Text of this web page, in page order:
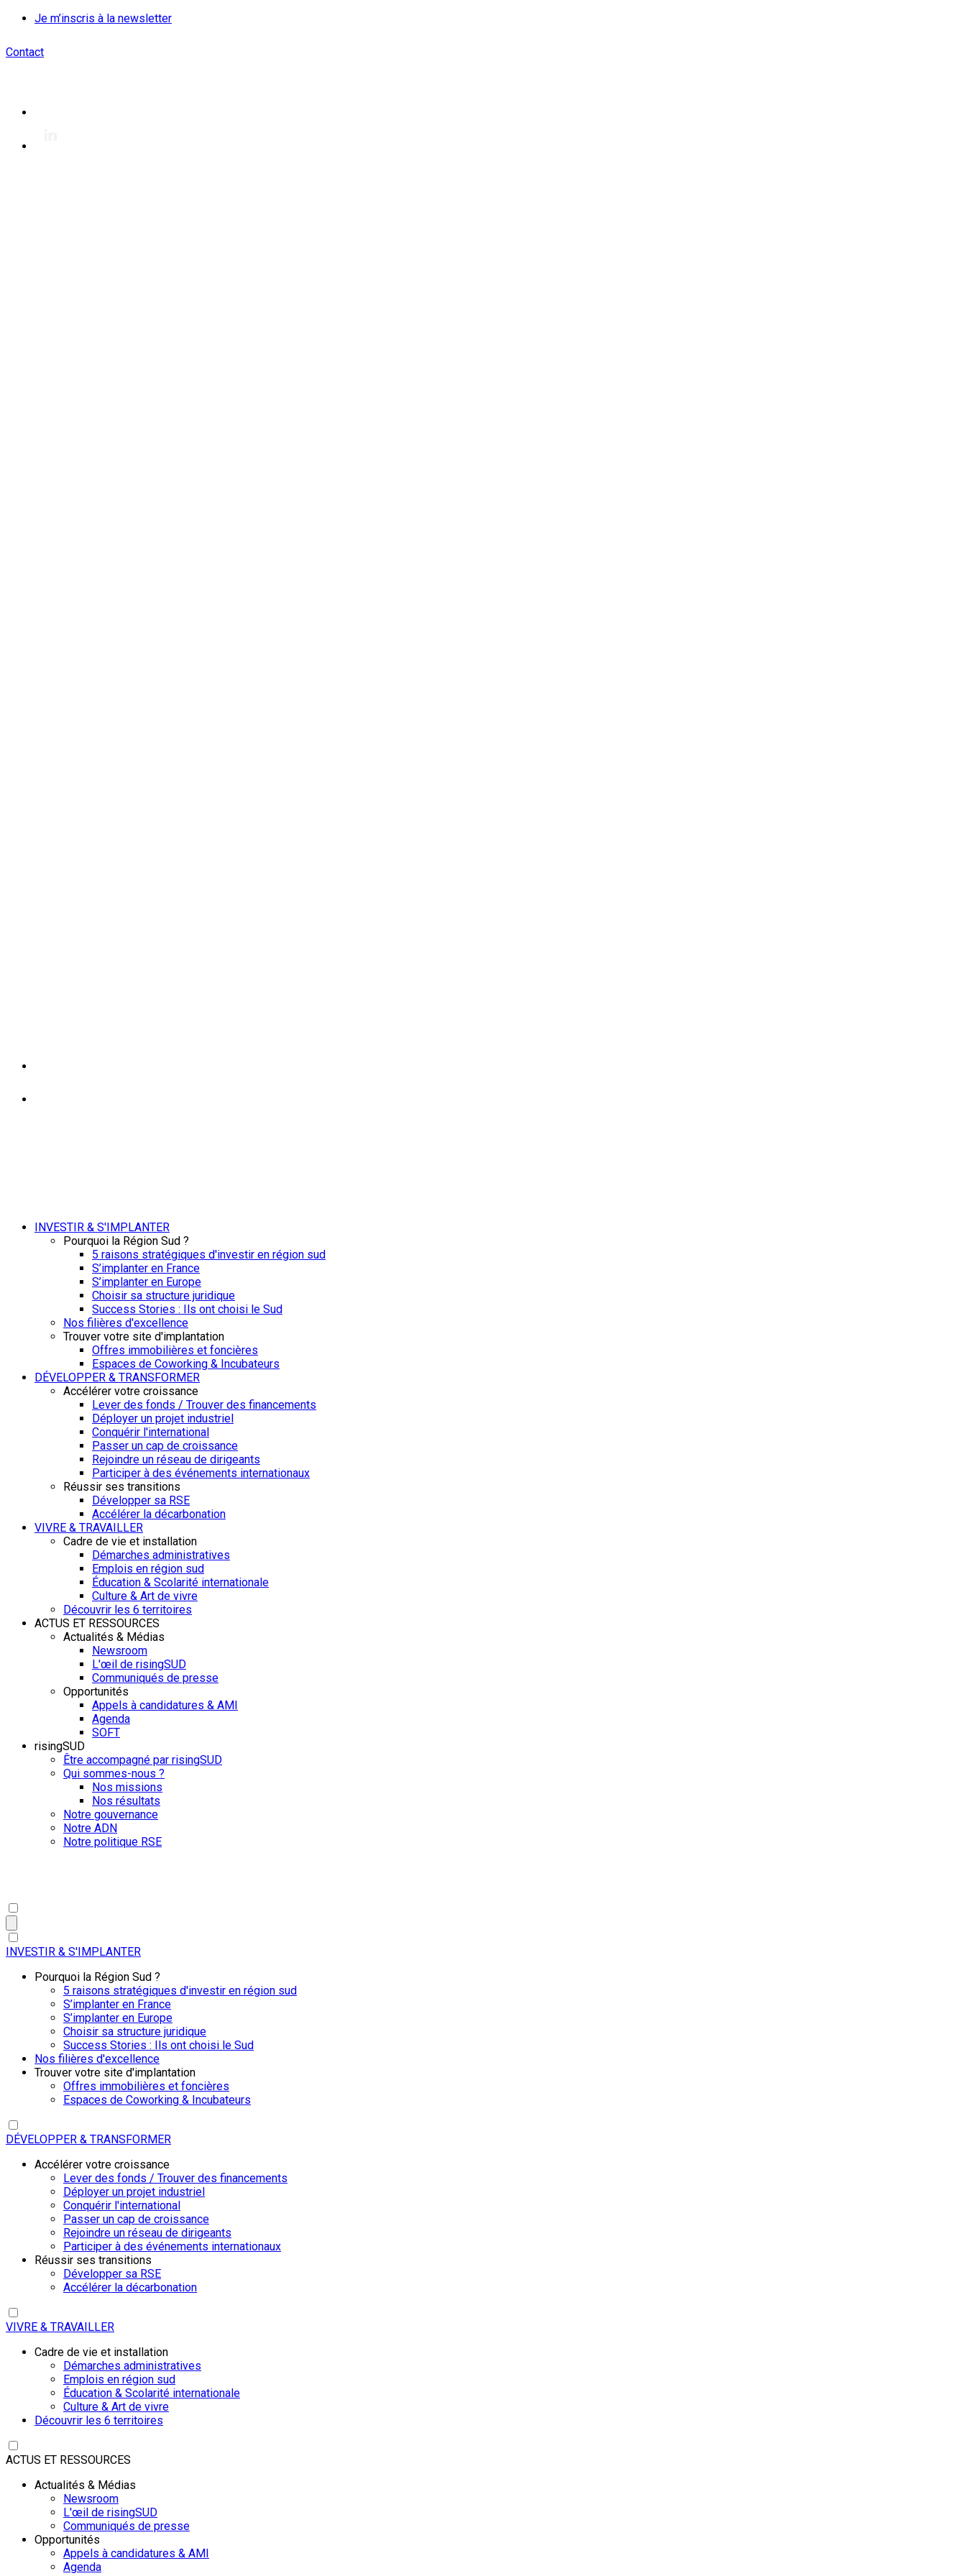
Je m’inscris à la newsletter
Contact
INVESTIR & S'IMPLANTER
Pourquoi la Région Sud ?
5 raisons stratégiques d'investir en région sud
S’implanter en France
S’implanter en Europe
Choisir sa structure juridique
Success Stories : Ils ont choisi le Sud
Nos filières d'excellence
Trouver votre site d'implantation
Offres immobilières et foncières
Espaces de Coworking & Incubateurs
DÉVELOPPER & TRANSFORMER
Accélérer votre croissance
Lever des fonds / Trouver des financements
Déployer un projet industriel
Conquérir l'international
Passer un cap de croissance
Rejoindre un réseau de dirigeants
Participer à des événements internationaux
Réussir ses transitions
Développer sa RSE
Accélérer la décarbonation
VIVRE & TRAVAILLER
Cadre de vie et installation
Démarches administratives
Emplois en région sud
Éducation & Scolarité internationale
Culture & Art de vivre
Découvrir les 6 territoires
ACTUS ET RESSOURCES
Actualités & Médias
Newsroom
L'œil de risingSUD
Communiqués de presse
Opportunités
Appels à candidatures & AMI
Agenda
SOFT
risingSUD
Être accompagné par risingSUD
Qui sommes-nous ?
Nos missions
Nos résultats
Notre gouvernance
Notre ADN
Notre politique RSE
INVESTIR & S'IMPLANTER
Pourquoi la Région Sud ?
5 raisons stratégiques d'investir en région sud
S’implanter en France
S’implanter en Europe
Choisir sa structure juridique
Success Stories : Ils ont choisi le Sud
Nos filières d'excellence
Trouver votre site d'implantation
Offres immobilières et foncières
Espaces de Coworking & Incubateurs
DÉVELOPPER & TRANSFORMER
Accélérer votre croissance
Lever des fonds / Trouver des financements
Déployer un projet industriel
Conquérir l'international
Passer un cap de croissance
Rejoindre un réseau de dirigeants
Participer à des événements internationaux
Réussir ses transitions
Développer sa RSE
Accélérer la décarbonation
VIVRE & TRAVAILLER
Cadre de vie et installation
Démarches administratives
Emplois en région sud
Éducation & Scolarité internationale
Culture & Art de vivre
Découvrir les 6 territoires
ACTUS ET RESSOURCES
Actualités & Médias
Newsroom
L'œil de risingSUD
Communiqués de presse
Opportunités
Appels à candidatures & AMI
Agenda